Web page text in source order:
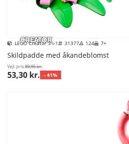
LEGO Creator 3-i-1 31377 124 7+
Skildpadde med åkandeblomst
Vejl. pris89,95 kr.
53,30 kr. - 41%